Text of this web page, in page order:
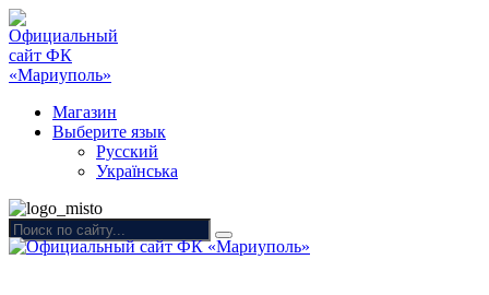
Магазин
Выберите язык
Русский
Українська